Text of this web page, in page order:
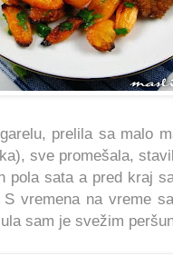
prelila sa malo
sve promešala,
pola sata a pred kraj
vremena na vreme
sam je svežim